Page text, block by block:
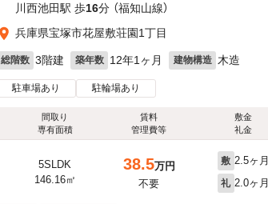
川西池田駅 歩16分 （福知山線）
兵庫県宝塚市花屋敷荘園1丁目
総階数 3階建 築年数 12年1ヶ月 建物構造 木造
駐車場あり 駐輪場あり
間取り
専有面積
賃料
管理費等
敷金
礼金
5SLDK
146.16㎡
38.5万円
不要
敷 2.5ヶ月
礼 2.0ヶ月